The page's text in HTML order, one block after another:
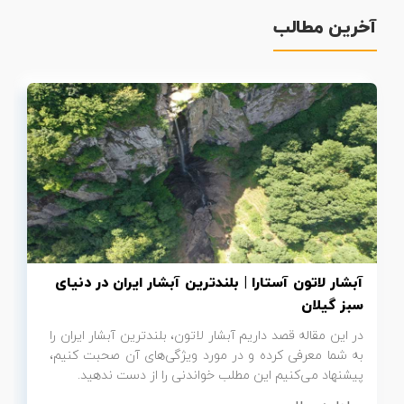
آخرین مطالب
آبشار لاتون آستارا | بلندترین آبشار ایران در دنیای
سبز گیلان
در این مقاله قصد داریم آبشار لاتون، بلندترین آبشار ایران را
به شما معرفی کرده و در مورد ویژگی‌های آن صحبت کنیم،
پیشنهاد می‌کنیم این مطلب خواندنی را از دست ندهید.
تور سوباتان
تور مرداب هسل
تور کاشان
تور اصفهان
تور ترکمن صحرا
تور آفرود